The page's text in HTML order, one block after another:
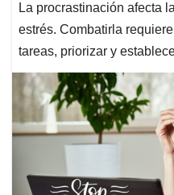
La procrastinación afecta
estrés. Combatirla
tareas, priorizar y